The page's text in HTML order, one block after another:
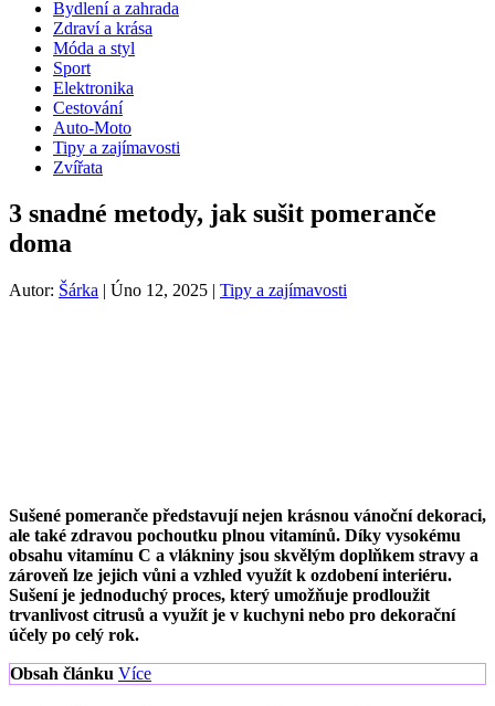
Bydlení a zahrada
Zdraví a krása
Móda a styl
Sport
Elektronika
Cestování
Auto-Moto
Tipy a zajímavosti
Zvířata
3 snadné metody, jak sušit pomeranče
doma
Autor: Šárka | Úno 12, 2025 | Tipy a zajímavosti
Sušené pomeranče představují nejen krásnou vánoční dekoraci,
ale také zdravou pochoutku plnou vitamínů. Díky vysokému
obsahu vitamínu C a vlákniny jsou skvělým doplňkem stravy a
zároveň lze jejich vůni a vzhled využít k ozdobení interiéru.
Sušení je jednoduchý proces, který umožňuje prodloužit
trvanlivost citrusů a využít je v kuchyni nebo pro dekorační
účely po celý rok.
Obsah článku Více